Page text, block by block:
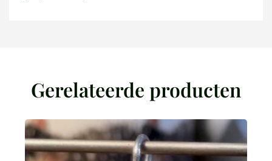
Gerelateerde producten